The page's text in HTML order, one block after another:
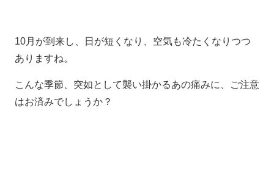
10月が到来し、日が短くなり、空気も冷たくなりつつ
ありますね。
こんな季節、突如として襲い掛かるあの痛みに、ご注意
はお済みでしょうか？